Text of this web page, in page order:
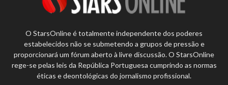
O StarsOnline é totalmente independente dos poderes
estabelecidos não se submetendo a grupos de pressão e
proporcionará um fórum aberto à livre discussão. O StarsOnline
rege-se pelas leis da República Portuguesa cumprindo as normas
éticas e deontológicas do jornalismo profissional.